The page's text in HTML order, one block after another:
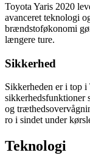
Toyota Yaris 2020
avanceret teknologi
brændstoføkonomi
længere ture.
Sikkerhed
Sikkerheden er i top i
sikkerhedsfunktioner
og
ro i sindet under
Teknologi